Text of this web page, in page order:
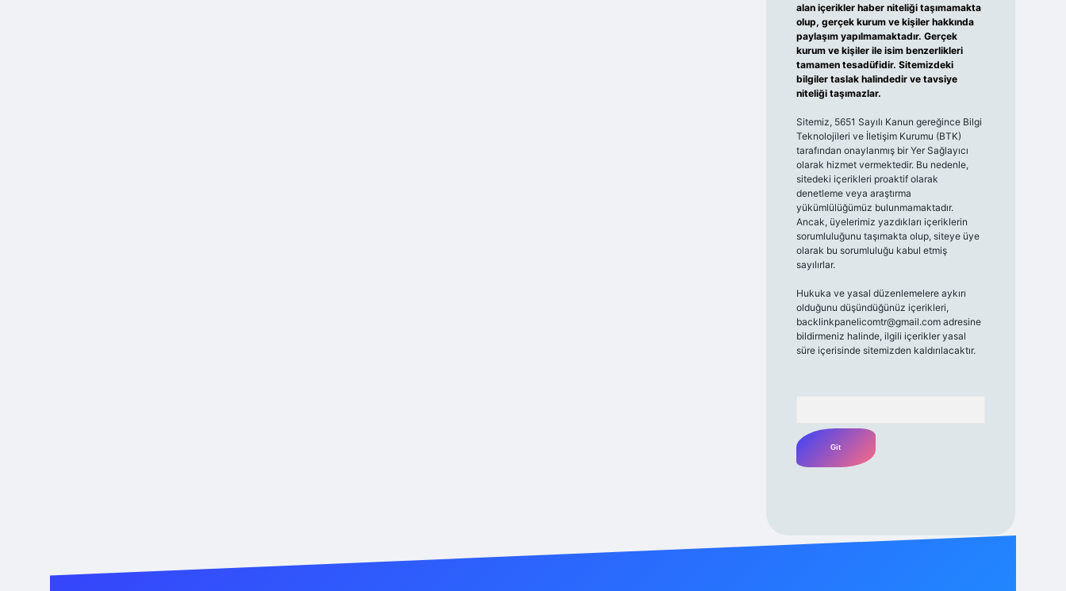
alan içerikler haber niteliği taşımamakta
olup, gerçek kurum ve kişiler hakkında
paylaşım yapılmamaktadır. Gerçek
kurum ve kişiler ile isim benzerlikleri
tamamen tesadüfidir. Sitemizdeki
bilgiler taslak halindedir ve tavsiye
niteliği taşımazlar.
Sitemiz, 5651 Sayılı Kanun gereğince Bilgi
Teknolojileri ve İletişim Kurumu (BTK)
tarafından onaylanmış bir Yer Sağlayıcı
olarak hizmet vermektedir. Bu nedenle,
sitedeki içerikleri proaktif olarak
denetleme veya araştırma
yükümlülüğümüz bulunmamaktadır.
Ancak, üyelerimiz yazdıkları içeriklerin
sorumluluğunu taşımakta olup, siteye üye
olarak bu sorumluluğu kabul etmiş
sayılırlar.
Hukuka ve yasal düzenlemelere aykırı
olduğunu düşündüğünüz içerikleri,
backlinkpanelicomtr@gmail.comadresine
bildirmeniz halinde, ilgili içerikler yasal
süre içerisinde sitemizden kaldırılacaktır.